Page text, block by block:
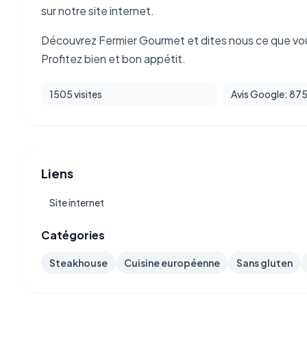
sur notre site internet.
Découvrez Fermier Gourmet et dites nous ce que
Profitez bien et bon appétit.
1505 visites Avis Google: 875
Liens
Site internet
Catégories
Steakhouse Cuisine européenne Sans gluten